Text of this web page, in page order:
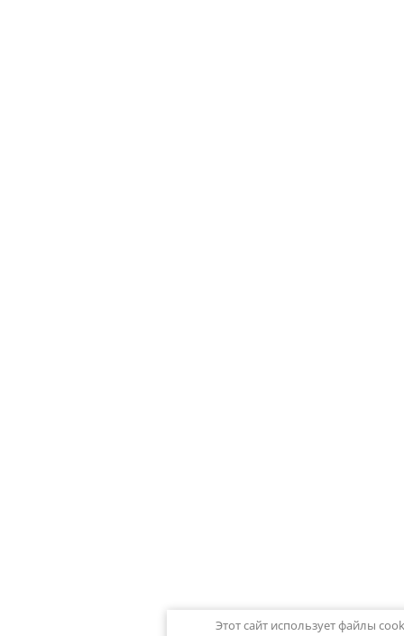
Этот сайт использует файлы